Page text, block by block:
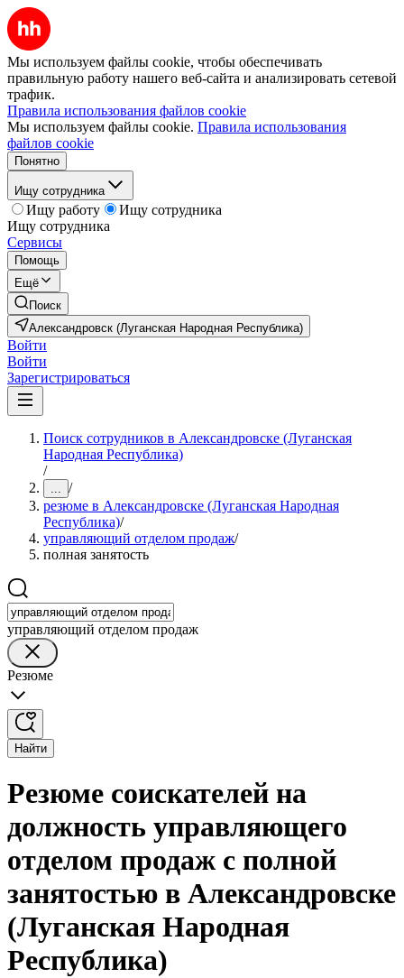
Мы используем файлы cookie, чтобы обеспечивать
правильную работу нашего веб-сайта и анализировать сетевой
трафик.
Правила использования файлов cookie
Мы используем файлы cookie. Правила использования
файлов cookie
Понятно
Ищу сотрудника
Ищу работу
Ищу сотрудника
Ищу сотрудника
Сервисы
Помощь
Ещё
Поиск
Александровск (Луганская Народная Республика)
Войти
Войти
Зарегистрироваться
Поиск сотрудников в Александровске (Луганская
Народная Республика)
/
... /
резюме в Александровске (Луганская Народная
Республика)/
управляющий отделом продаж/
полная занятость
управляющий отделом продаж
Резюме
Найти
Резюме соискателей на
должность управляющего
отделом продаж с полной
занятостью в Александровске
(Луганская Народная
Республика)